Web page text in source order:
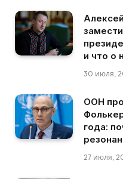
и что о
30 июля,
ООН
года:
27 июля,